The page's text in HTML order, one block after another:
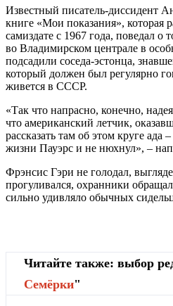
Известный писатель-диссидент
книге «Мои показания», которая
самиздате с 1967 года, поведал о
во Владимирском централе в
подсадили соседа-эстонца,
который должен был регулярно
живется в СССР.
«Так что напрасно, конечно,
что американский летчик,
рассказать там об этом круге
жизни Пауэрс и не нюхнул», –
Фрэнсис Гэри не голодал,
прогуливался, охранники
сильно удивляло обычных
Читайте также: выбор
Cемёрки"